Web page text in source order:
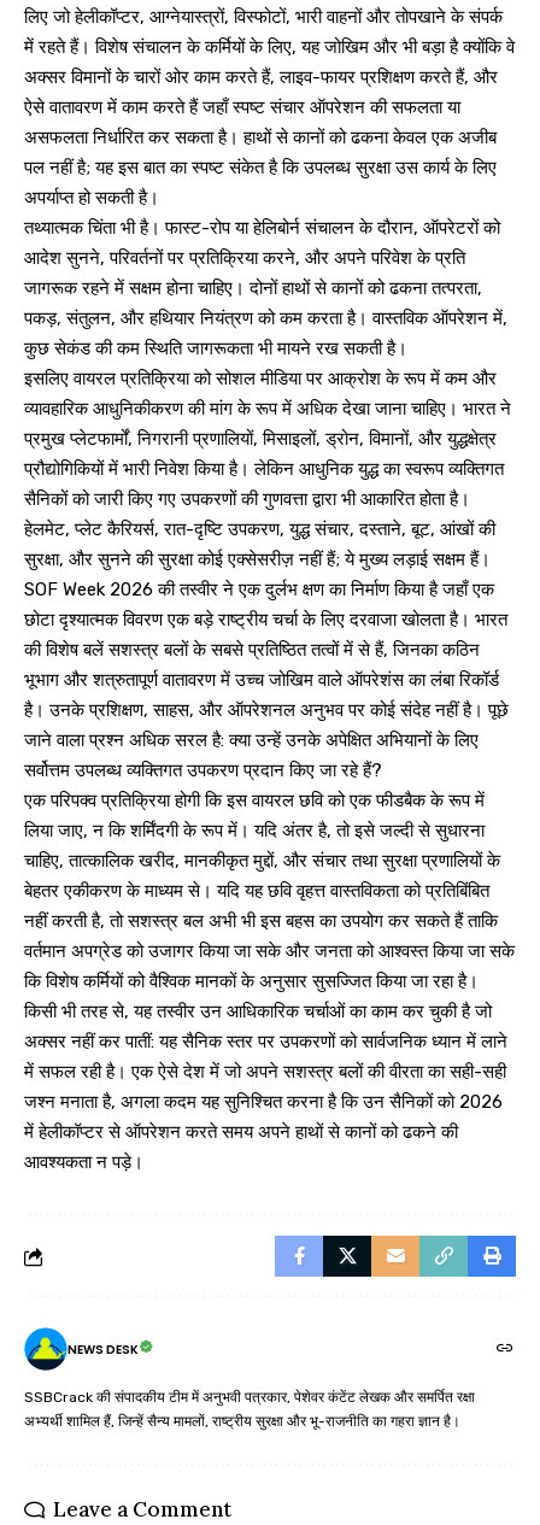
लिए जो हेलीकॉप्टर, आग्नेयास्त्रों, विस्फोटों, भारी वाहनों और तोपखाने के संपर्क
में रहते हैं। विशेष संचालन के कर्मियों के लिए, यह जोखिम और भी बड़ा है क्योंकि वे
अक्सर विमानों के चारों ओर काम करते हैं, लाइव-फायर प्रशिक्षण करते हैं, और
ऐसे वातावरण में काम करते हैं जहाँ स्पष्ट संचार ऑपरेशन की सफलता या
असफलता निर्धारित कर सकता है। हाथों से कानों को ढकना केवल एक अजीब
पल नहीं है; यह इस बात का स्पष्ट संकेत है कि उपलब्ध सुरक्षा उस कार्य के लिए
अपर्याप्त हो सकती है।
तथ्यात्मक चिंता भी है। फास्ट-रोप या हेलिबोर्न संचालन के दौरान, ऑपरेटरों को
आदेश सुनने, परिवर्तनों पर प्रतिक्रिया करने, और अपने परिवेश के प्रति
जागरूक रहने में सक्षम होना चाहिए। दोनों हाथों से कानों को ढकना तत्परता,
पकड़, संतुलन, और हथियार नियंत्रण को कम करता है। वास्तविक ऑपरेशन में,
कुछ सेकंड की कम स्थिति जागरूकता भी मायने रख सकती है।
इसलिए वायरल प्रतिक्रिया को सोशल मीडिया पर आक्रोश के रूप में कम और
व्यावहारिक आधुनिकीकरण की मांग के रूप में अधिक देखा जाना चाहिए। भारत ने
प्रमुख प्लेटफार्मों, निगरानी प्रणालियों, मिसाइलों, ड्रोन, विमानों, और युद्धक्षेत्र
प्रौद्योगिकियों में भारी निवेश किया है। लेकिन आधुनिक युद्ध का स्वरूप व्यक्तिगत
सैनिकों को जारी किए गए उपकरणों की गुणवत्ता द्वारा भी आकारित होता है।
हेलमेट, प्लेट कैरियर्स, रात-दृष्टि उपकरण, युद्ध संचार, दस्ताने, बूट, आंखों की
सुरक्षा, और सुनने की सुरक्षा कोई एक्सेसरीज़ नहीं हैं; ये मुख्य लड़ाई सक्षम हैं।
SOF Week 2026 की तस्वीर ने एक दुर्लभ क्षण का निर्माण किया है जहाँ एक
छोटा दृश्यात्मक विवरण एक बड़े राष्ट्रीय चर्चा के लिए दरवाजा खोलता है। भारत
की विशेष बलें सशस्त्र बलों के सबसे प्रतिष्ठित तत्वों में से हैं, जिनका कठिन
भूभाग और शत्रुतापूर्ण वातावरण में उच्च जोखिम वाले ऑपरेशंस का लंबा रिकॉर्ड
है। उनके प्रशिक्षण, साहस, और ऑपरेशनल अनुभव पर कोई संदेह नहीं है। पूछे
जाने वाला प्रश्न अधिक सरल है: क्या उन्हें उनके अपेक्षित अभियानों के लिए
सर्वोत्तम उपलब्ध व्यक्तिगत उपकरण प्रदान किए जा रहे हैं?
एक परिपक्व प्रतिक्रिया होगी कि इस वायरल छवि को एक फीडबैक के रूप में
लिया जाए, न कि शर्मिंदगी के रूप में। यदि अंतर है, तो इसे जल्दी से सुधारना
चाहिए, तात्कालिक खरीद, मानकीकृत मुद्दों, और संचार तथा सुरक्षा प्रणालियों के
बेहतर एकीकरण के माध्यम से। यदि यह छवि वृहत्त वास्तविकता को प्रतिबिंबित
नहीं करती है, तो सशस्त्र बल अभी भी इस बहस का उपयोग कर सकते हैं ताकि
वर्तमान अपग्रेड को उजागर किया जा सके और जनता को आश्वस्त किया जा सके
कि विशेष कर्मियों को वैश्विक मानकों के अनुसार सुसज्जित किया जा रहा है।
किसी भी तरह से, यह तस्वीर उन आधिकारिक चर्चाओं का काम कर चुकी है जो
अक्सर नहीं कर पातीं: यह सैनिक स्तर पर उपकरणों को सार्वजनिक ध्यान में लाने
में सफल रही है। एक ऐसे देश में जो अपने सशस्त्र बलों की वीरता का सही-सही
जश्न मनाता है, अगला कदम यह सुनिश्चित करना है कि उन सैनिकों को 2026
में हेलीकॉप्टर से ऑपरेशन करते समय अपने हाथों से कानों को ढकने की
आवश्यकता न पड़े।
NEWS DESK
SSBCrack की संपादकीय टीम में अनुभवी पत्रकार, पेशेवर कंटेंट लेखक और समर्पित रक्षा
अभ्यर्थी शामिल हैं, जिन्हें सैन्य मामलों, राष्ट्रीय सुरक्षा और भू-राजनीति का गहरा ज्ञान है।
Leave a Comment